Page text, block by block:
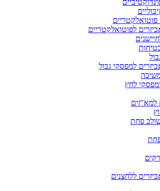
פוטואלקטריים
לפוטואלקטריים
למפסקי גבול
לחץ
למא"זים
פחת
ללחצנים